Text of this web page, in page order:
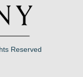
Reserved